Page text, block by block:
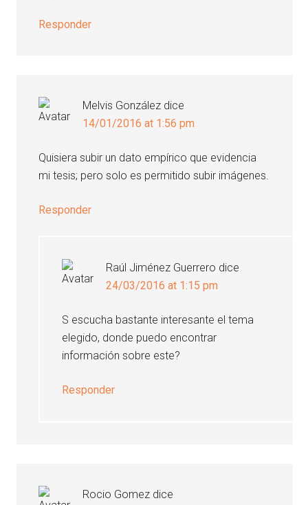
Responder
Melvis González dice
14/01/2016 at 1:56 pm
Quisiera subir un dato empírico que evidencia
mi tesis; pero solo es permitido subir imágenes.
Responder
Raúl Jiménez Guerrero dice
24/03/2016 at 1:15 pm
S escucha bastante interesante el tema
elegido, donde puedo encontrar
información sobre este?
Responder
Rocio Gomez dice